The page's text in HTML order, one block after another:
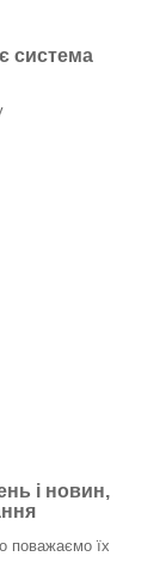
система
і новин,
поважаємо їх